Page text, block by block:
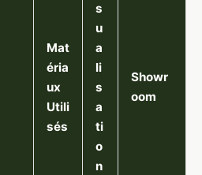
Mat
éria
ux
Utili
sés
s
u
a
li
s
a
ti
o
n
Showr
oom